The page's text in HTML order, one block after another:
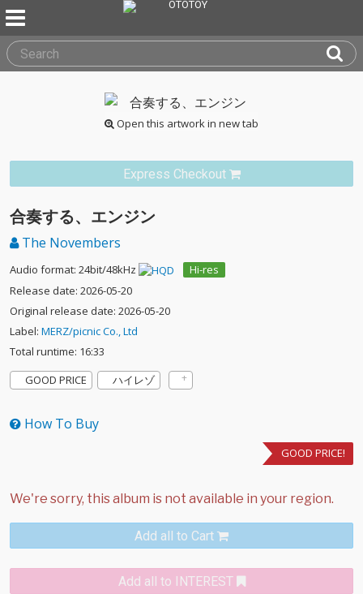
Open this artwork in new tab
Express Checkout
合奏する、エンジン
The Novembers
Audio format: 24bit/48kHz
Hi-res
Release date: 2026-05-20
Original release date: 2026-05-20
Label: MERZ/picnic Co., Ltd
Total runtime: 16:33
GOOD PRICE
ハイレゾ
How To Buy
GOOD PRICE!
Add all to Cart
Add all to INTEREST